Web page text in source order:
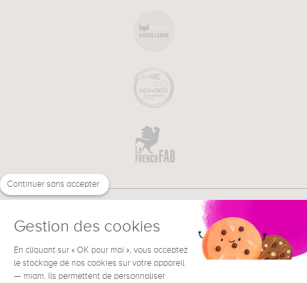
BESOIN D'AIDE ? FR
Continuer sans accepter
Gestion des cookies
En cliquant sur « OK pour moi », vous acceptez
le stockage de nos cookies sur votre appareil
— miam. Ils permettent de personnaliser